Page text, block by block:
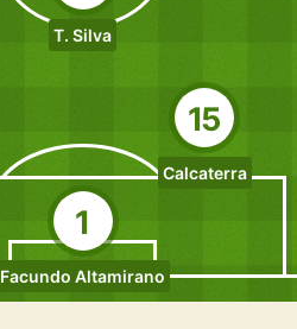
T. Silva
15
Calcaterra
1
Facundo Altamirano